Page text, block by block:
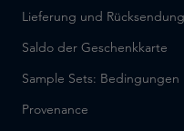
Lieferung und Rücksendung
Saldo der Geschenkkarte
Sample Sets: Bedingungen
Provenance